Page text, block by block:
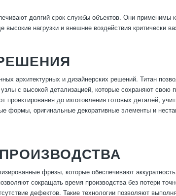
долгий срок службы объектов. Они применимы
нагрузки и внешние воздействия критически
архитектурных и дизайнерских решений. Титан
с высокой детализацией, которые сохраняют свою
до изготовления готовых деталей,
формы, оригинальные декоративные элементы и
фрезы, которые обеспечивают
сокращать время производства без потери
дефектов. Такие технологии позволяют